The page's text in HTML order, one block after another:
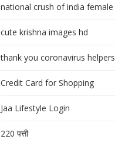
national crush of india female
cute krishna images hd
thank you coronavirus helpers
Credit Card for Shopping
Jaa Lifestyle Login
220 पत्ती